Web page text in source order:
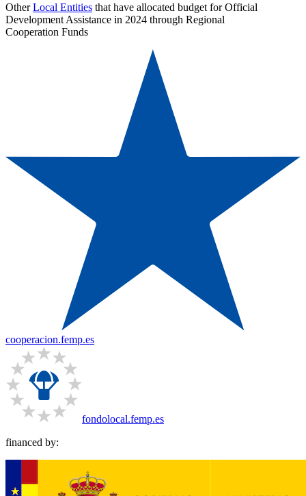
OtherLocal Entities that have allocated budget for Official
Development Assistance in 2024 through Regional
Cooperation Funds
cooperacion.femp.es
fondolocal.femp.es
financed by: